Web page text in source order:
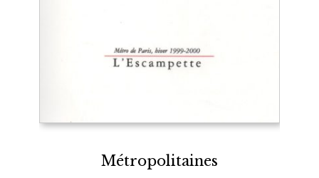
Métropolitaines